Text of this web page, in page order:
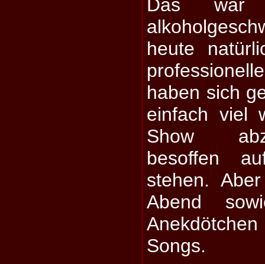
Das war
heute
haben sich
einfach viel
Show
besoffen
stehen.
Abend
Songs.